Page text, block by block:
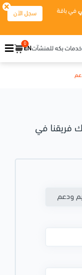
في باقة
سجل الآن
خدمات بكه للمنشآتEN
0
فريقنا في